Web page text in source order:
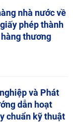
nhà nước về
phép thành
thương
và Phát
dẫn hoạt
chuẩn kỹ thuật